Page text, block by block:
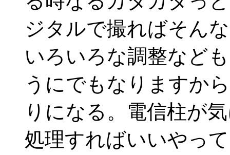
ジタルで撮ればそん
いろいろな調整など
うにでもなりますか
りになる。電信柱が
処理すればいいやっ